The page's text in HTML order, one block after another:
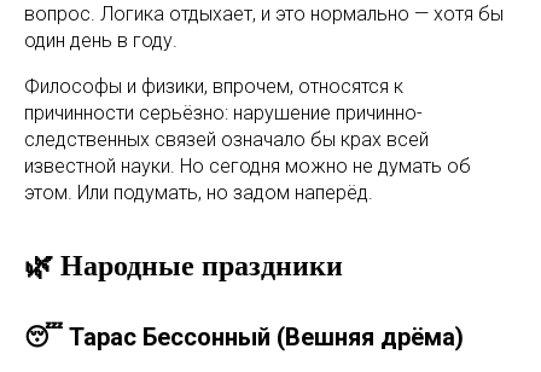
вопрос. Логика отдыхает, и это нормально — хотя бы
один день в году.
Философы и физики, впрочем, относятся к
причинности серьёзно: нарушение причинно-
следственных связей означало бы крах всей
известной науки. Но сегодня можно не думать об
этом. Или подумать, но задом наперёд.
🌿 Народные праздники
😴 Тарас Бессонный (Вешняя дрёма)